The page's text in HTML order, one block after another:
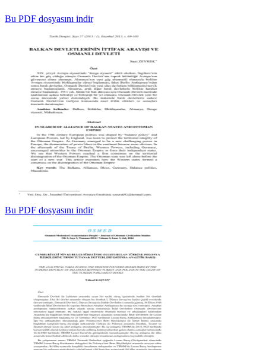
Bu PDF dosyasını indir
Bu PDF dosyasını indir